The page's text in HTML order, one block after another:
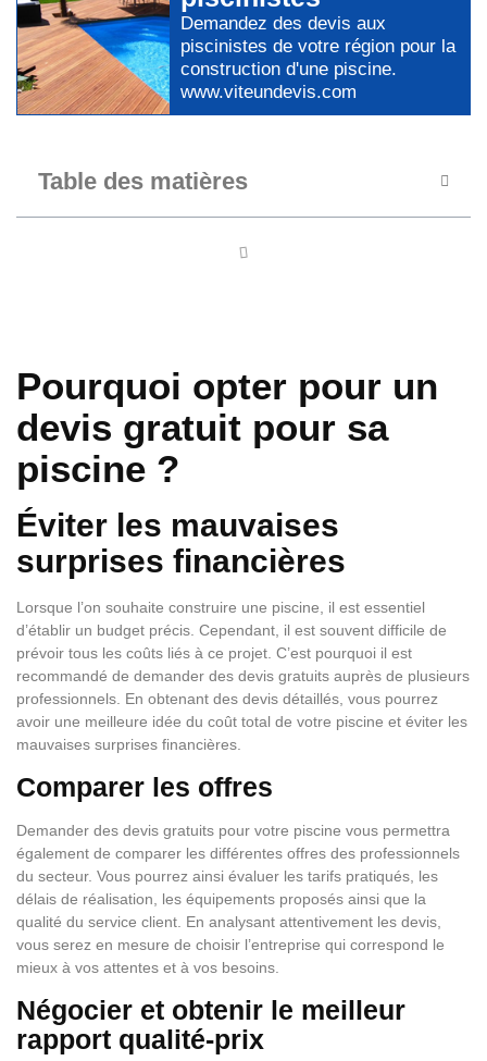
Demandez des devis aux
piscinistes de votre région pour la
construction d'une piscine.
www.viteundevis.com
Table des matières
Pourquoi opter pour un
devis gratuit pour sa
piscine ?
Éviter les mauvaises
surprises financières
Lorsque l’on souhaite construire une piscine, il est essentiel
d’établir un budget précis. Cependant, il est souvent difficile de
prévoir tous les coûts liés à ce projet. C’est pourquoi il est
recommandé de demander des devis gratuits auprès de plusieurs
professionnels. En obtenant des devis détaillés, vous pourrez
avoir une meilleure idée du coût total de votre piscine et éviter les
mauvaises surprises financières.
Comparer les offres
Demander des devis gratuits pour votre piscine vous permettra
également de comparer les différentes offres des professionnels
du secteur. Vous pourrez ainsi évaluer les tarifs pratiqués, les
délais de réalisation, les équipements proposés ainsi que la
qualité du service client. En analysant attentivement les devis,
vous serez en mesure de choisir l’entreprise qui correspond le
mieux à vos attentes et à vos besoins.
Négocier et obtenir le meilleur
rapport qualité-prix